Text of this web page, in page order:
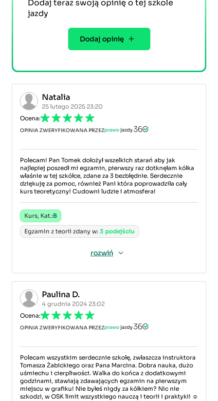
Dodaj teraz swoją opinię o tej szkole
jazdy
Dodaj opinię
Natalia
25 lutego 2025 23:20
Ocena:
OPINIA ZWERYFIKOWANA PRZEZ
Polecam! Pan Tomek dołożył wszelkich starań aby jak
najlepiej poszedł mi egzamin, pierwszy raz dotknęłam kółka
właśnie w tej szkółce, zdane za 3 bezbłędnie. Serdecznie
dziękuję za pomoc, również Pani która poprowadziła cały
kurs teoretyczny! Cudowni ludzie i atmosfera!
Kurs, Kat.:B
Egzamin z teorii zdany w: 3 podejściu
rozwiń
Paulina D.
4 grudnia 2024 23:02
Ocena:
OPINIA ZWERYFIKOWANA PRZEZ
Polecam wszystkim serdecznie szkołę, zwłaszcza instruktora
Tomasza Żabickiego oraz Pana Marcina. Dobra nauka, dużo
uśmiechu i cierpliwości. Walka do końca z dodatkowymi
godzinami, stawiają zdawających egzamin na pierwszym
miejscu w grafiku! Nie byłeś nigdy za kółkiem? Nic nie
szkodzi, w OSK limit wszystkiego nauczą i teorii i praktyki! ☺️